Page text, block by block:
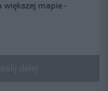
większej mapie -